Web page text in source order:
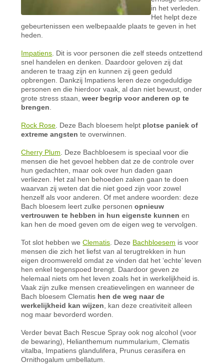
in het verleden.
Het helpt deze
gebeurtenissen een welbepaalde plaats te geven in het
heden.
Impatiens . Dit is voor personen die zelf steeds ontzettend
snel handelen en denken. Daardoor geloven zij dat
anderen te traag zijn en kunnen zij geen geduld
opbrengen. Dankzij Impatiens leren deze ongeduldige
personen en die hierdoor vaak, al dan niet bewust, onder
grote stress staan,weer begrip voor anderen op te
brengen
Rock Rose . Deze Bach bloesem helpt plotse paniek of
extreme angsten te overwinnen.
Cherry Plum . Deze Bachbloesem is speciaal voor die
mensen die het gevoel hebben dat ze de controle over
hun gedachten, maar ook over hun daden gaan
verliezen. Het zal hen behoeden zaken gaan te doen
waarvan zij weten dat die niet goed zijn voor zowel
henzelf als voor anderen. Of met andere woorden: deze
Bach bloesem leert zulke personenopnieuw
vertrouwen te hebben in hun eigenste kunnen en
kan hen de moed geven om de eigen weg te vervolgen.
Tot slot hebben weClematis . Deze Bachbloesem is voor
mensen die zich het liefst van al terugtrekken in hun
eigen droomwereld omdat ze vinden dat het ‘echte’ leven
hen enkel tegenspoed brengt. Daardoor geven ze
helemaal niets om het leven zoals het in werkelijkheid is.
Vaak zijn zulke mensen creatievelingen en wanneer de
Bach bloesem Clematis hen de weg naar de
werkelijkheid kan wijzen , kan deze creativiteit alleen
nog maar bevorderd worden.
Verder bevat Bach Rescue Spray ook nog alcohol (voor
de bewaring), Helianthemum nummularium, Clematis
vitalba, Impatiens glandulifera, Prunus cerasifera en
Ornithogalum umbellatum.